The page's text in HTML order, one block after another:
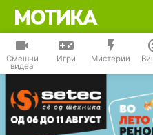
Смешни
видеа
Игри Мистерии